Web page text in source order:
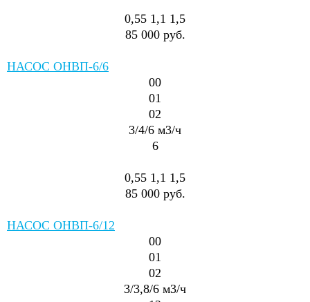
0,55 1,1 1,5
85 000 руб.
НАСОС ОНВП-6/6
00
01
02
3/4/6 м3/ч
6
0,55 1,1 1,5
85 000 руб.
НАСОС ОНВП-6/12
00
01
02
3/3,8/6 м3/ч